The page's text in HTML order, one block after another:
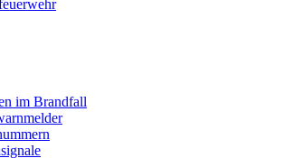
im Brandfall